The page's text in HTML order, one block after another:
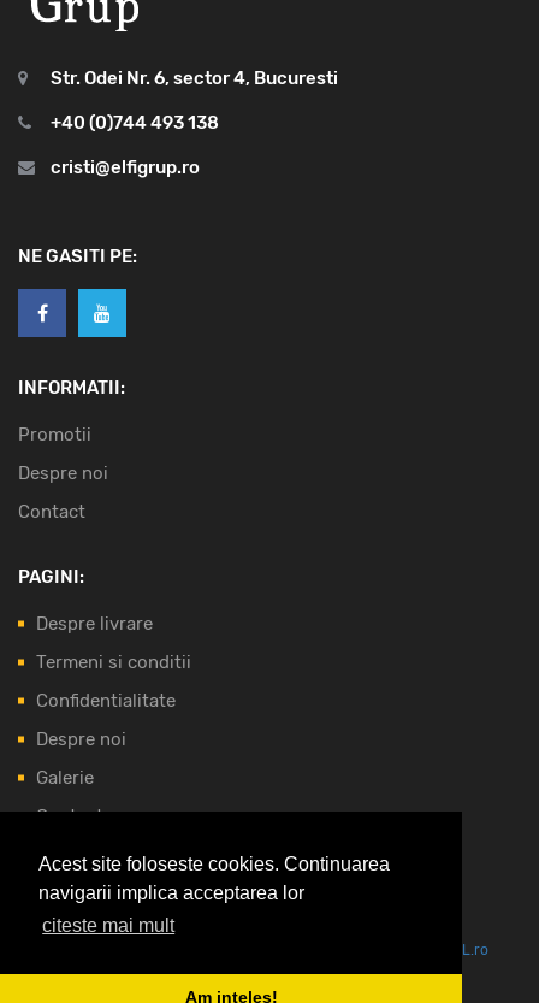
Acest site foloseste cookies. Continuarea
navigarii implica acceptarea lor
citeste mai mult
Am inteles!
Str. Odei Nr. 6, sector 4, Bucuresti
+40 (0)744 493 138
cristi@elfigrup.ro
NE GASITI PE:
INFORMATII:
Promotii
Despre noi
Contact
PAGINI:
Despre livrare
Termeni si conditii
Confidentialitate
Despre noi
Galerie
Contact
NOI ACCEPTAM:
Vezi oferta pe CEL.ro